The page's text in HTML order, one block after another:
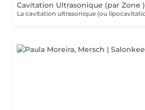
Cavitation Ultrasonique (par Zone )